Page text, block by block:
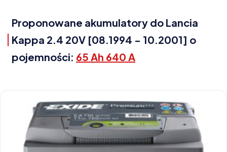
Proponowane akumulatory do Lancia
Kappa 2.4 20V [08.1994 - 10.2001] o
pojemności: 65 Ah 640 A